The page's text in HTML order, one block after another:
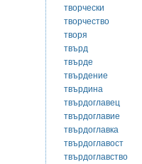
творчески
творчество
творя
твърд
твърде
твърдение
твърдина
твърдоглавец
твърдоглавие
твърдоглавка
твърдоглавост
твърдоглавство